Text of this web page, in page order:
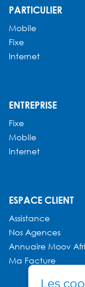
PARTICULIER
Mobile
Fixe
Internet
ENTREPRISE
Fixe
Mobile
Internet
ESPACE CLIENT
Assistance
Nos Agences
Annuaire Moov
Ma Facture
Les